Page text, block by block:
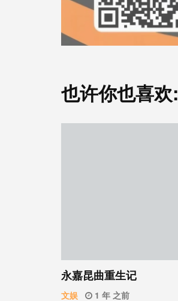
也许你也喜欢:
永嘉昆曲重生记
文娱 1 年 之前